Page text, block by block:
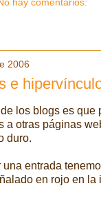
hay comentarios:
2006
e
los blogs es que
a otras páginas
duro.
entrada
en rojo en la